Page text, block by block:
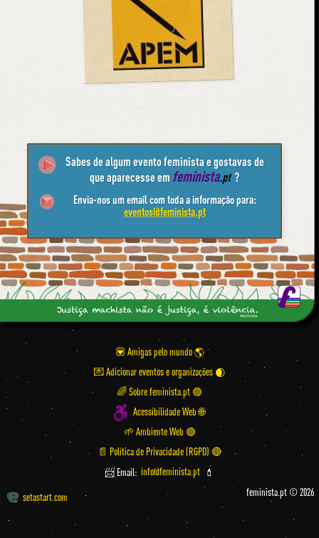
Sabes de algum evento feminista e gostavas de
que aparecesse em feminista.pt ?
Envia-nos um email com toda a informação para:
eventos@feminista.pt
💟 Amigas pelo mundo
💌 Adicionar eventos e organizações
🌈 Sobre feminista.pt 🟣
Acessibilidade Web 🌐
🌱 Ambiente Web 🟢
📄 Política de Privacidade (RGPD) 🔴
📨 Email: info@feminista.pt 💄
setastart.com feminista.pt © 2026